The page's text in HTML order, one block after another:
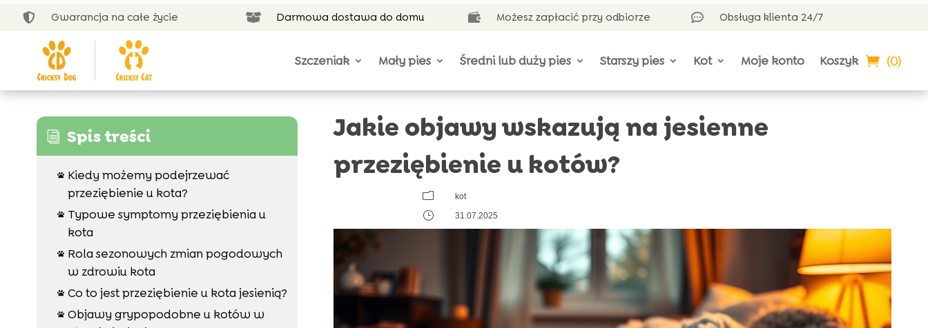
 Gwarancja na całe życie  Darmowa dostawa do domu  Możesz zapłacić przy odbiorze  Obsługa klienta 24/7
Szczeniak Mały pies Średni lub duży pies Starszy pies Kot Moje konto Koszyk (0)
i Spis treści

Kiedy możemy podejrzewać
przeziębienie u kota?

Typowe symptomy przeziębienia u
kota

Rola sezonowych zmian pogodowych
w zdrowiu kota
 Co to jest przeziębienie u kota jesienią?
 Objawy grypopodobne u kotów w
Jakie objawy wskazują na jesienne
przeziębienie u kotów?
m kot
} 31.07.2025